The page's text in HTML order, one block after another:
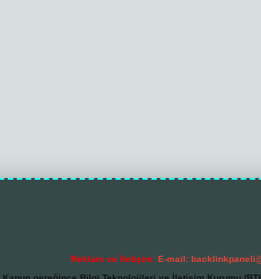
Reklam ve İletişim: E-mail: